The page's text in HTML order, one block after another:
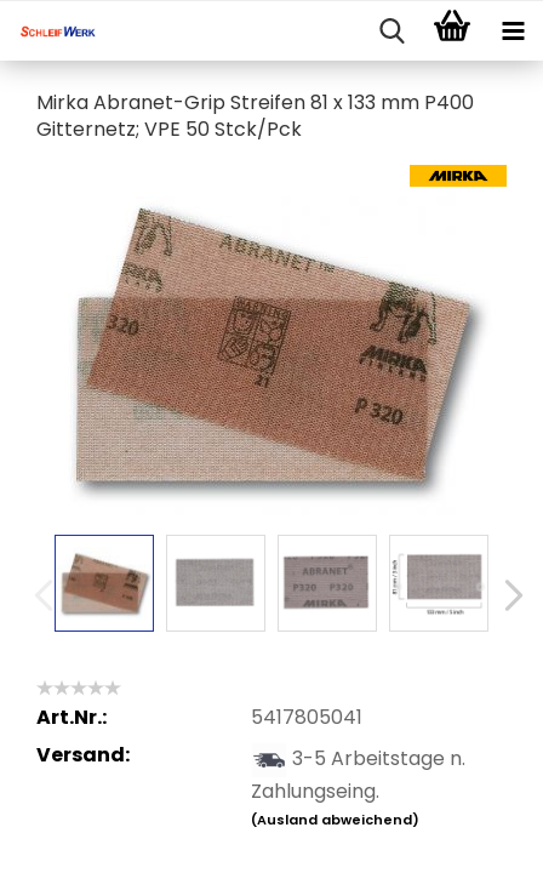
Mirka Abranet-Grip Streifen 81 x 133 mm P400
Gitternetz; VPE 50 Stck/Pck
Art.Nr.:
5417805041
Versand:
3-5 Arbeitstage n.
Zahlungseing.
(Ausland abweichend)